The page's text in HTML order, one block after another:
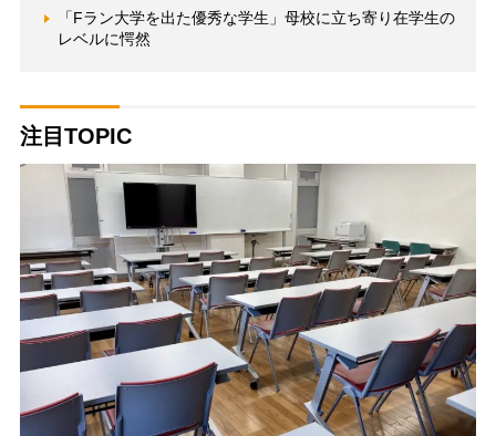
「Fラン大学を出た優秀な学生」母校に立ち寄り在学生の
レベルに愕然
注目TOPIC